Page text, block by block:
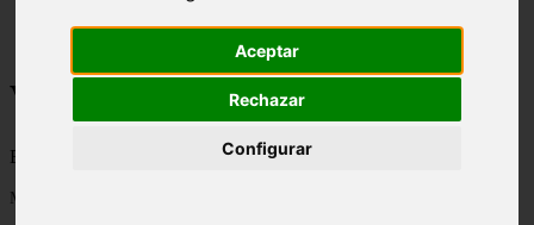
Aceptar
Rechazar
Configurar
Viajes y turismo
Blog sobre viajes y turismo, nacional e internacional, caro y barato
Mostrando 1 - 24 de 502 artículos